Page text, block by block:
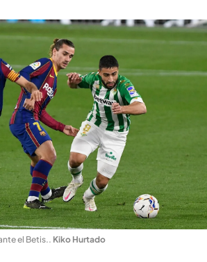
el Betis.. Kiko Hurtado